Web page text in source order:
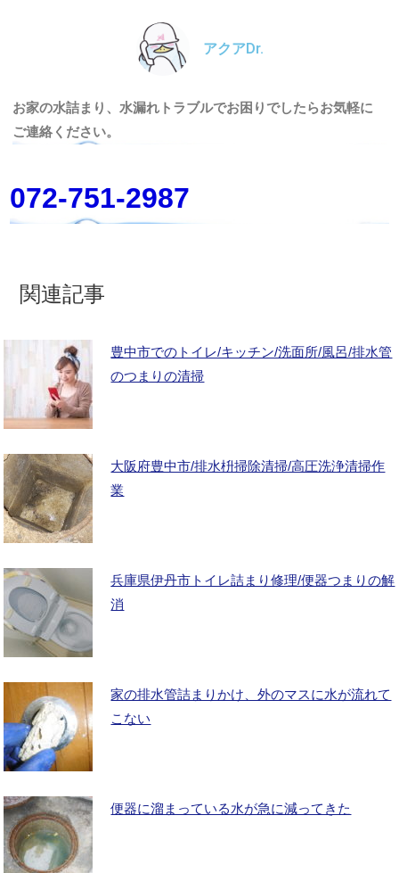
アクアDr.
お家の水詰まり、水漏れトラブルでお困りでしたらお気軽に
ご連絡ください。
072-751-2987
関連記事
豊中市でのトイレ/キッチン/洗面所/風呂/排水管
のつまりの清掃
大阪府豊中市/排水枡掃除清掃/高圧洗浄清掃作
業
兵庫県伊丹市トイレ詰まり修理/便器つまりの解
消
家の排水管詰まりかけ、外のマスに水が流れて
こない
便器に溜まっている水が急に減ってきた